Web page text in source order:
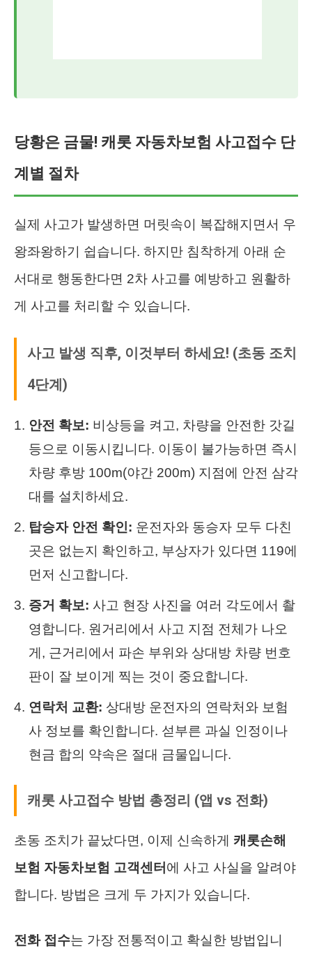
당황은 금물! 캐롯 자동차보험 사고접수 단
계별 절차
실제 사고가 발생하면 머릿속이 복잡해지면서 우
왕좌왕하기 쉽습니다. 하지만 침착하게 아래 순
서대로 행동한다면 2차 사고를 예방하고 원활하
게 사고를 처리할 수 있습니다.
사고 발생 직후, 이것부터 하세요! (초동 조치
4단계)
안전 확보: 비상등을 켜고, 차량을 안전한 갓길
등으로 이동시킵니다. 이동이 불가능하면 즉시
차량 후방 100m(야간 200m) 지점에 안전 삼각
대를 설치하세요.
탑승자 안전 확인: 운전자와 동승자 모두 다친
곳은 없는지 확인하고, 부상자가 있다면 119에
먼저 신고합니다.
증거 확보: 사고 현장 사진을 여러 각도에서 촬
영합니다. 원거리에서 사고 지점 전체가 나오
게, 근거리에서 파손 부위와 상대방 차량 번호
판이 잘 보이게 찍는 것이 중요합니다.
연락처 교환: 상대방 운전자의 연락처와 보험
사 정보를 확인합니다. 섣부른 과실 인정이나
현금 합의 약속은 절대 금물입니다.
캐롯 사고접수 방법 총정리 (앱 vs 전화)
초동 조치가 끝났다면, 이제 신속하게 캐롯손해
보험 자동차보험 고객센터 에 사고 사실을 알려야
합니다. 방법은 크게 두 가지가 있습니다.
전화 접수는 가장 전통적이고 확실한 방법입니